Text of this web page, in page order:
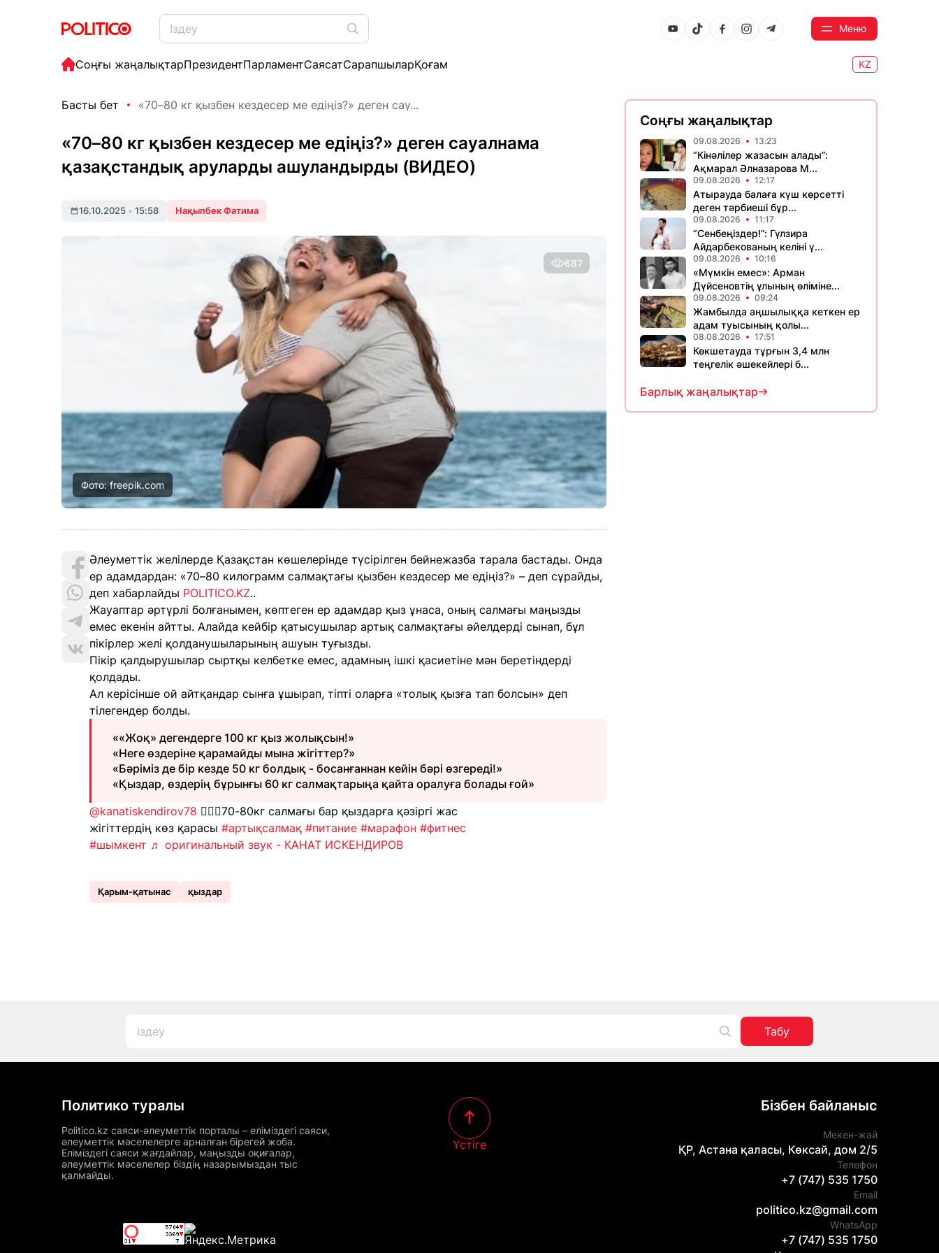
Меню
Соңғы жаңалықтарПрезидентПарламентСаясатСарапшыларҚоғам KZ
Басты бет «70–80 кг қызбен кездесер ме едіңіз?» деген сау...
«70–80 кг қызбен кездесер ме едіңіз?» деген сауалнама
қазақстандық аруларды ашуландырды (ВИДЕО)
16.10.2025 • 15:58 Нақыпбек Фатима
687
Фото: freepik.com
Әлеуметтік желілерде Қазақстан көшелерінде түсірілген бейнежазба тарала бастады. Онда
ер адамдардан: «70–80 килограмм салмақтағы қызбен кездесер ме едіңіз?» – деп сұрайды,
деп хабарлайды POLITICO.KZ..
Жауаптар әртүрлі болғанымен, көптеген ер адамдар қыз ұнаса, оның салмағы маңызды
емес екенін айтты. Алайда кейбір қатысушылар артық салмақтағы әйелдерді сынап, бұл
пікірлер желі қолданушыларының ашуын туғызды.
Пікір қалдырушылар сыртқы келбетке емес, адамның ішкі қасиетіне мән беретіндерді
қолдады.
Ал керісінше ой айтқандар сынға ұшырап, тіпті оларға «толық қызға тап болсын» деп
тілегендер болды.
««Жоқ» дегендерге 100 кг қыз жолықсын!»
«Неге өздеріне қарамайды мына жігіттер?»
«Бәріміз де бір кезде 50 кг болдық - босанғаннан кейін бәрі өзгереді!»
«Қыздар, өздерің бұрынғы 60 кг салмақтарыңа қайта оралуға болады ғой»
@kanatiskendirov78 🙍🏻‍♀️70-80кг салмағы бар қыздарға қәзіргі жас
жігіттердің көз қарасы #артықсалмақ #питание #марафон #фитнес
#шымкент ♬ оригинальный звук - КАНАТ ИСКЕНДИРОВ
Қарым-қатынас қыздар
Соңғы жаңалықтар
09.08.2026 13:23
“Кінәлілер жазасын алады”:
Ақмарал Әлназарова М...
09.08.2026 12:17
Атырауда балаға күш көрсетті
деген тәрбиеші бұр...
09.08.2026 11:17
“Сенбеңіздер!”: Гүлзира
Айдарбекованың келіні ү...
09.08.2026 10:16
«Мүмкін емес»: Арман
Дүйсеновтің ұлының өліміне...
09.08.2026 09:24
Жамбылда аңшылыққа кеткен ер
адам туысының қолы...
08.08.2026 17:51
Көкшетауда тұрғын 3,4 млн
теңгелік әшекейлері б...
Барлық жаңалықтар
Табу
Политико туралы
Politico.kz саяси-әлеуметтік порталы – еліміздегі саяси,
әлеуметтік мәселелерге арналған бірегей жоба.
Еліміздегі саяси жағдайлар, маңызды оқиғалар,
әлеуметтік мәселелер біздің назарымыздан тыс
қалмайды.
Үстіге
Бізбен байланыс
Мекен-жай
ҚР, Астана қаласы, Көксай, дом 2/5
Телефон
+7 (747) 535 1750
Email
politico.kz@gmail.com
WhatsApp
+7 (747) 535 1750